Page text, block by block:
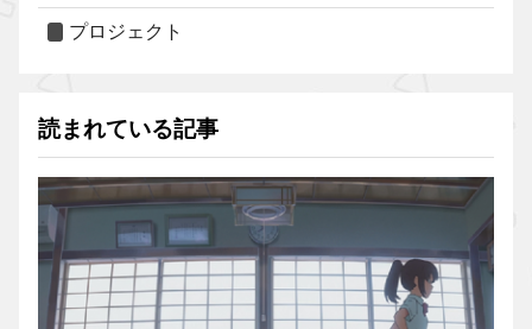
プロジェクト
読まれている記事